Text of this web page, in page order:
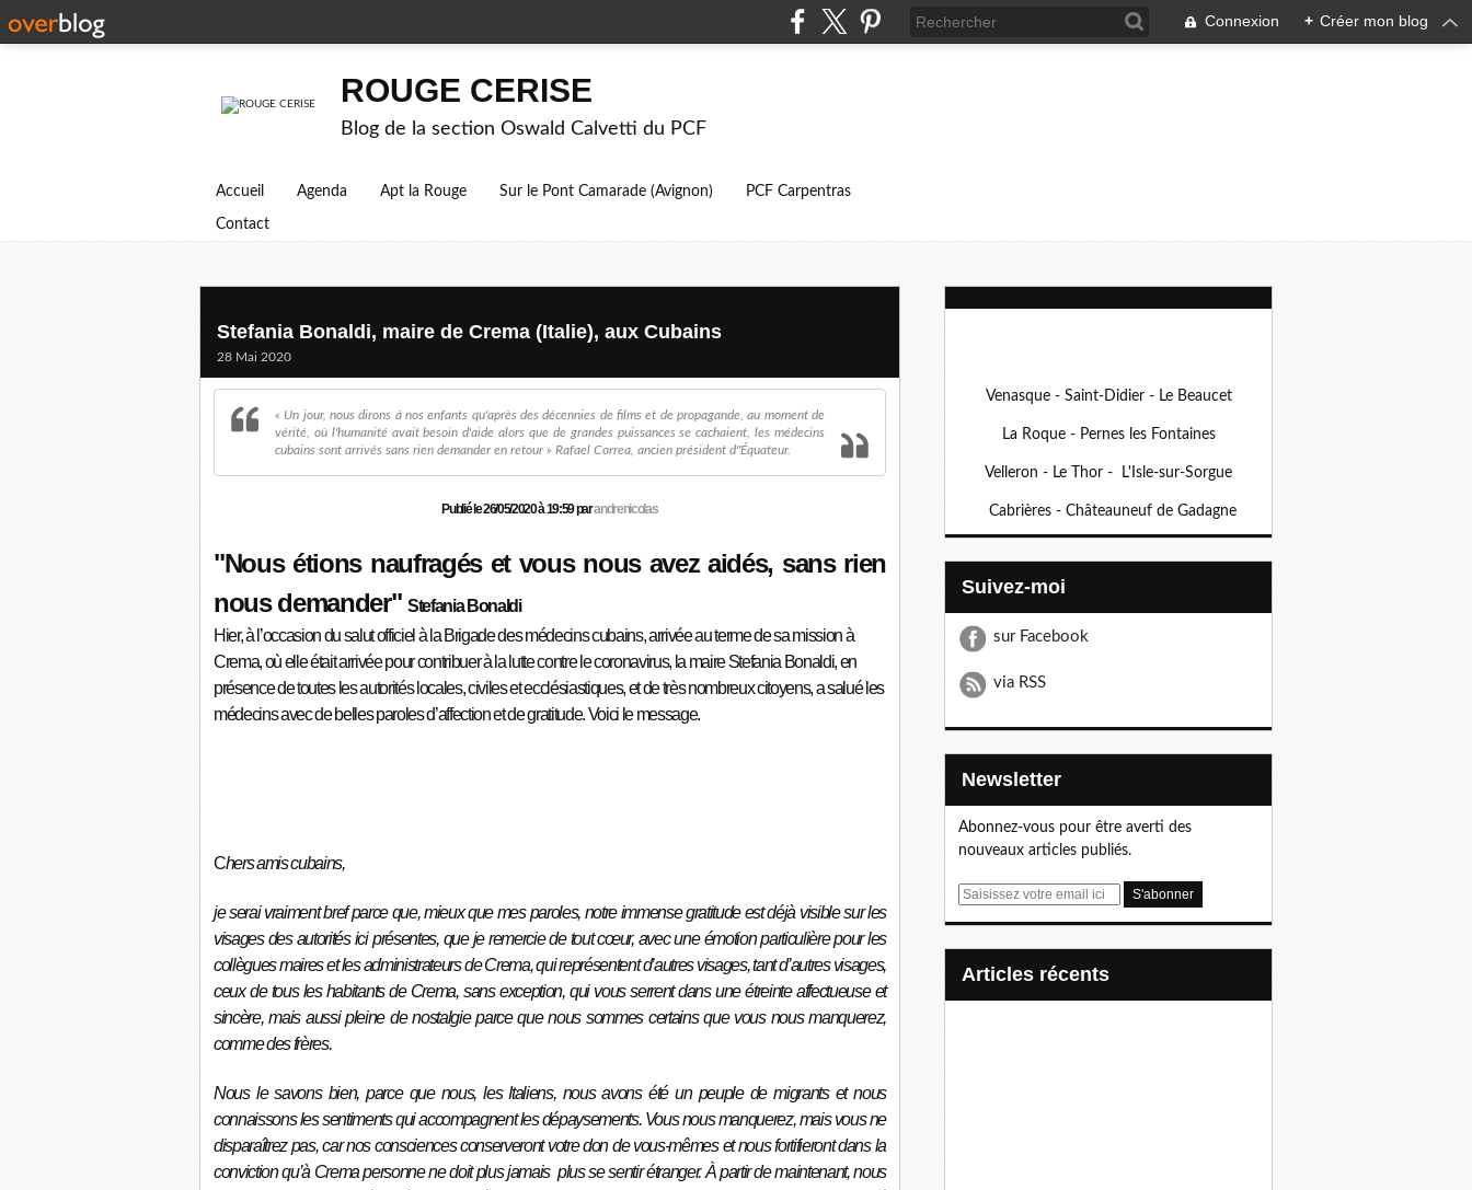
Connexion + Créer mon blog
ROUGE CERISE
Blog de la section Oswald Calvetti du PCF
Accueil Agenda Apt la Rouge Sur le Pont Camarade (Avignon) PCF Carpentras
Contact
Stefania Bonaldi, maire de Crema (Italie), aux Cubains
28 Mai 2020
« Un jour, nous dirons à nos enfants qu'après des décennies de films et de propagande, au moment de
vérité, où l'humanité avait besoin d'aide alors que de grandes puissances se cachaient, les médecins
cubains sont arrivés sans rien demander en retour » Rafael Correa, ancien président d''Équateur.
Publié le 26/05/2020 à 19:59 parandrenicolas
"Nous étions naufragés et vous nous avez aidés, sans rien
nous demander"Stefania Bonaldi
Hier, à l’occasion du salut officiel à la Brigade des médecins cubains, arrivée au terme de sa mission à
Crema, où elle était arrivée pour contribuer à la lutte contre le coronavirus, la maire Stefania Bonaldi, en
présence de toutes les autorités locales, civiles et ecclésiastiques, et de très nombreux citoyens, a salué les
médecins avec de belles paroles d’affection et de gratitude. Voici le message.
Chers amis cubains,
je serai vraiment bref parce que, mieux que mes paroles, notre immense gratitude est déjà visible sur les
visages des autorités ici présentes, que je remercie de tout cœur, avec une émotion particulière pour les
collègues maires et les administrateurs de Crema, qui représentent d’autres visages, tant d’autres visages,
ceux de tous les habitants de Crema, sans exception, qui vous serrent dans une étreinte affectueuse et
sincère, mais aussi pleine de nostalgie parce que nous sommes certains que vous nous manquerez,
comme des frères.
Nous le savons bien, parce que nous, les Italiens, nous avons été un peuple de migrants et nous
connaissons les sentiments qui accompagnent les dépaysements. Vous nous manquerez, mais vous ne
disparaîtrez pas, car nos consciences conserveront votre don de vous-mêmes et nous fortifieront dans la
conviction qu’à Crema personne ne doit plus jamais plus se sentir étranger. À partir de maintenant, nous
Venasque - Saint-Didier - Le Beaucet
La Roque - Pernes les Fontaines
Velleron - Le Thor - L'Isle-sur-Sorgue
Cabrières - Châteauneuf de Gadagne
Suivez-moi
sur Facebook
via RSS
Newsletter
Abonnez-vous pour être averti des
nouveaux articles publiés.
E
articles récents